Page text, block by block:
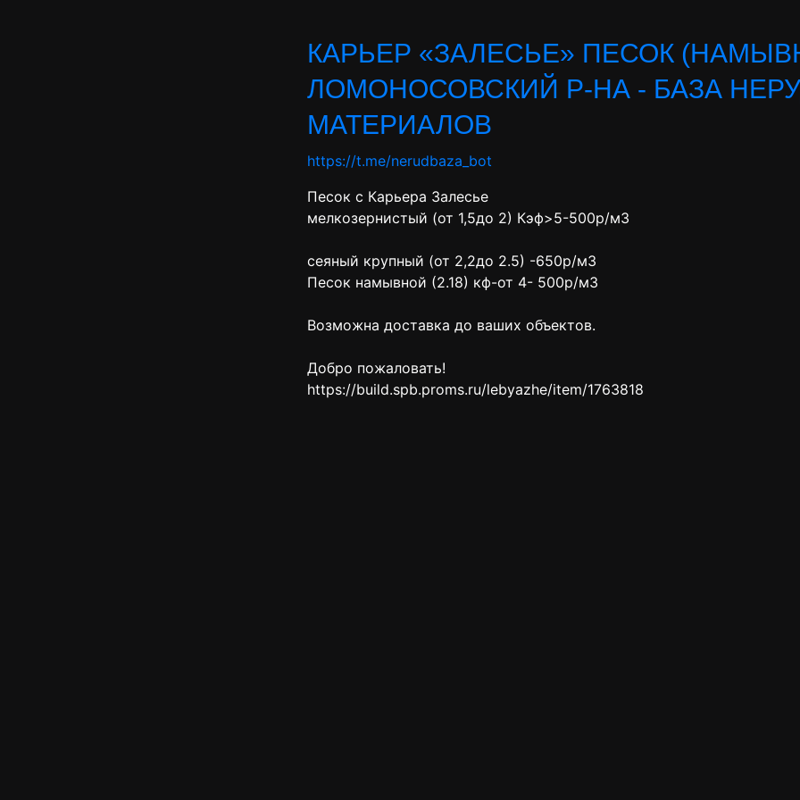
КАРЬЕР «ЗАЛЕСЬЕ» ПЕСОК
ЛОМОНОСОВСКИЙ Р-НА - БАЗА
МАТЕРИАЛОВ
https://t.me/nerudbaza_bot
Песок с Карьера Залесье
мелкозернистый (от 1,5до 2) Кэф>5-500р/м3
сеяный крупный (от 2,2до 2.5) -650р/м3
Песок намывной (2.18) кф-от 4- 500р/м3
Возможна доставка до ваших объектов.
Добро пожаловать!
https://build.spb.proms.ru/lebyazhe/item/1763818